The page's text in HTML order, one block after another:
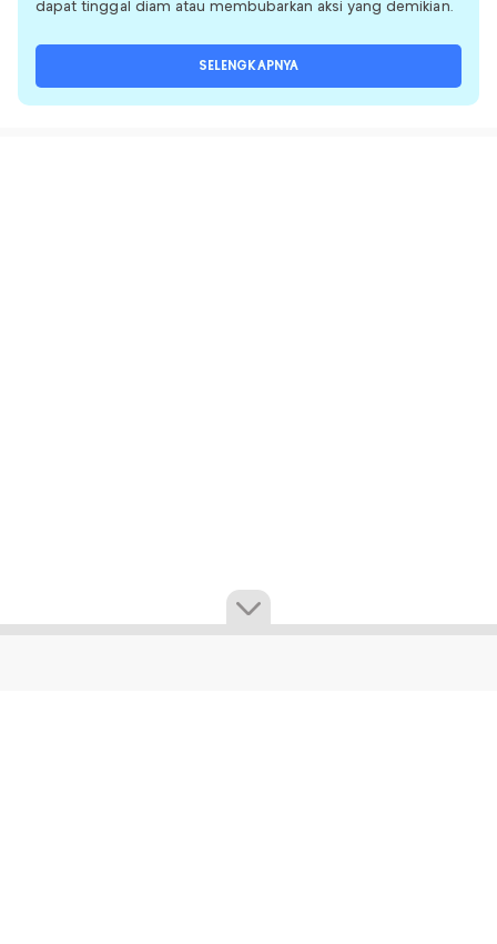
dapat tinggal diam atau membubarkan aksi yang demikian.
SELENGKAPNYA